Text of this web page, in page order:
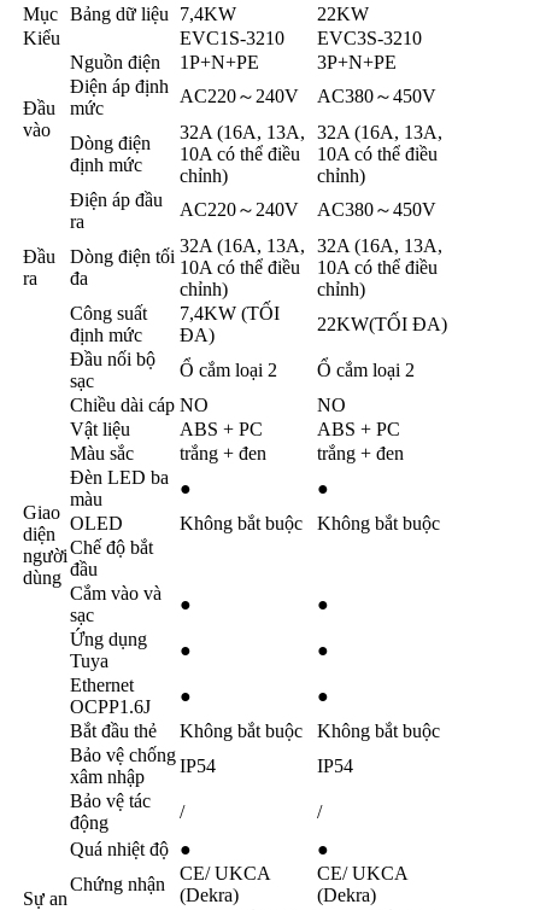
Mục Bảng dữ liệu 7,4KW
22KW
Kiểu
EVC1S-3210 EVC3S-3210
Đầu
vào
Nguồn điện 1P+N+PE
3P+N+PE
Điện áp định
mức
AC220～240V AC380～450V
Dòng điện
định mức
32A (16A, 13A,
10A có thể điều
chỉnh)
32A (16A, 13A,
10A có thể điều
chỉnh)
Đầu
ra
Điện áp đầu
ra
AC220～240V AC380～450V
Dòng điện tối
đa
32A (16A, 13A,
10A có thể điều
chỉnh)
32A (16A, 13A,
10A có thể điều
chỉnh)
Công suất
định mức
7,4KW (TỐI
ĐA)
22KW(TỐI ĐA)
Giao
diện
người
dùng
Đầu nối bộ
sạc
Ổ cắm loại 2
Ổ cắm loại 2
Chiều dài cáp NO
NO
Vật liệu
ABS + PC
ABS + PC
Màu sắc
trắng + đen
trắng + đen
Đèn LED ba
màu
●
●
OLED
Không bắt buộc
Không bắt buộc
Chế độ bắt
đầu
Cắm vào và
sạc
●
●
Ứng dụng
Tuya
●
●
Ethernet
OCPP1.6J
●
●
Bắt đầu thẻ
Không bắt buộc Không bắt buộc
Sự an
Bảo vệ chống
xâm nhập
IP54
IP54
Bảo vệ tác
động
/
/
Quá nhiệt độ ●
●
Chứng nhận
CE/ UKCA
(Dekra)
CE/ UKCA
(Dekra)